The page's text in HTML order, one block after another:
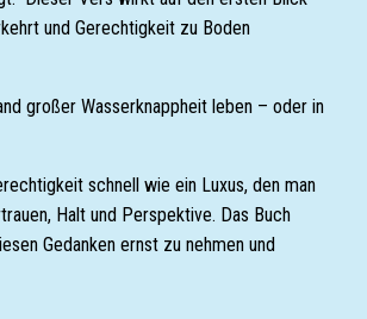
und Gerechtigkeit zu Boden
großer Wasserknappheit leben – oder in
schnell wie ein Luxus, den man
Halt und Perspektive. Das Buch
Gedanken ernst zu nehmen und